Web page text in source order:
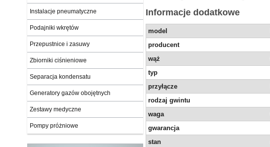
Informacje dodatkowe
model
producent
wąż
typ
przyłącze
rodzaj gwintu
waga
gwarancja
stan
Instalacje pneumatyczne
Podajniki wkrętów
Przepustnice i zasuwy
Zbiorniki ciśnieniowe
Separacja kondensatu
Generatory gazów obojętnych
Zestawy medyczne
Pompy próżniowe